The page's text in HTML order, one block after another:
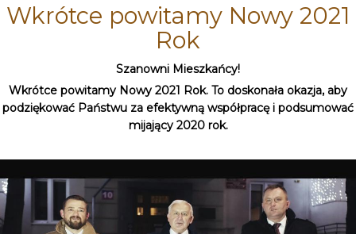
Wkrótce powitamy Nowy 2021
Rok
Szanowni Mieszkańcy!
Wkrótce powitamy Nowy 2021 Rok. To doskonała okazja, aby
podziękować Państwu za efektywną współpracę i podsumować
mijający 2020 rok.